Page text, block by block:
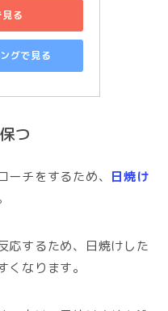
る
グで見る
つ
チをするため、 日焼け
応するため、日焼けした
くなります。